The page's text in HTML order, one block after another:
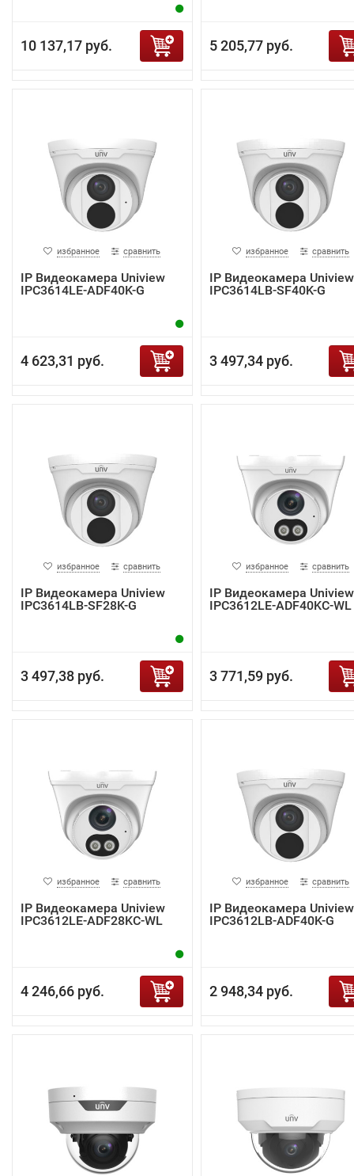
10 137,17 руб. 5 205,77 руб.
избранное сравнить
IP Видеокамера Uniview
IPC3614LE-ADF40K-G
4 623,31 руб.
избранное сравнить
IP Видеокамера Uniview
IPC3614LB-SF40K-G
3 497,34 руб.
избранное сравнить
IP Видеокамера Uniview
IPC3614LB-SF28K-G
3 497,38 руб.
избранное сравнить
IP Видеокамера Uniview
IPC3612LE-ADF40KC-WL
3 771,59 руб.
избранное сравнить
IP Видеокамера Uniview
IPC3612LE-ADF28KC-WL
4 246,66 руб.
избранное сравнить
IP Видеокамера Uniview
IPC3612LB-ADF40K-G
2 948,34 руб.